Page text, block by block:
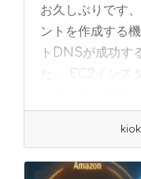
お久しぶりです
ントを作成する
トDNSが成功す
た。 EC2インス